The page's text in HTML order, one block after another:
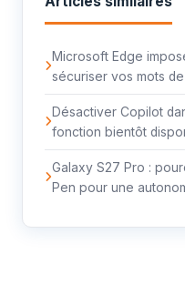
Microsoft Edge
sécuriser vos mots
Désactiver Copilot
fonction bientôt
Galaxy S27 Pro :
Pen pour une